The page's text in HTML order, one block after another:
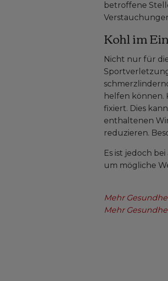
betroffene
Kohl im
Nicht nur für
helfen können.
fixiert. Dies
enthaltenen
reduzieren.
Es ist jedoch
um mögliche
Mehr
Mehr